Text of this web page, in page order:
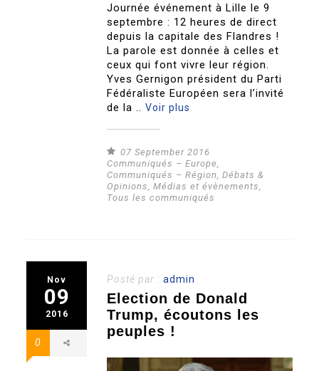
Journée événement à Lille le 9
septembre : 12 heures de direct
depuis la capitale des Flandres !
La parole est donnée à celles et
ceux qui font vivre leur région.
Yves Gernigon président du Parti
Fédéraliste Européen sera l’invité
de la ..Voir plus
07 September 2016
Communiqués – Europe
Communiqués – Région ,Débats &
Opinions ,Médias et évènements
Tous les communiqués
Nov
09
2016
0
Posté par :admin
Election de Donald
Trump, écoutons les
peuples !